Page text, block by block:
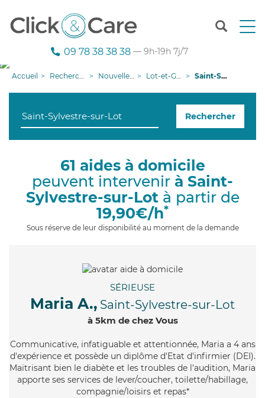
T
n
g
09 78 38 38 38 — 9h-19h 7j/7
Accueil Recherche aide à domicile Nouvelle-Aquitaine Lot-et-Garonne Saint-Sylvestre-sur-Lot
Rechercher
61 aides à domicile
peuvent intervenir à Saint-
Sylvestre-sur-Lotà partir de
19,90€/h*
Sous réserve de leur disponibilité au moment de la demande
SÉRIEUSE
Maria A., Saint-Sylvestre-sur-Lot
à 5km de chez Vous
Communicative, infatiguable et attentionnée, Maria a 4 ans
d'expérience et possède un diplôme d'Etat d'infirmier (DEI).
Maitrisant bien le diabète et les troubles de l'audition, Maria
apporte ses services de lever/coucher, toilette/habillage,
compagnie/loisirs et repas*